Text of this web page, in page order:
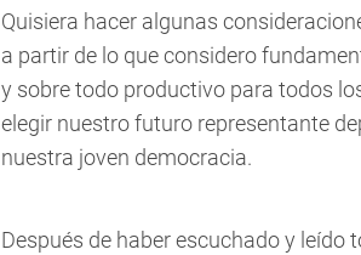
Quisiera hacer algunas
a partir de lo que considero
y sobre todo productivo para todos
elegir nuestro futuro representante
nuestra joven democracia.
Después de haber escuchado y leído